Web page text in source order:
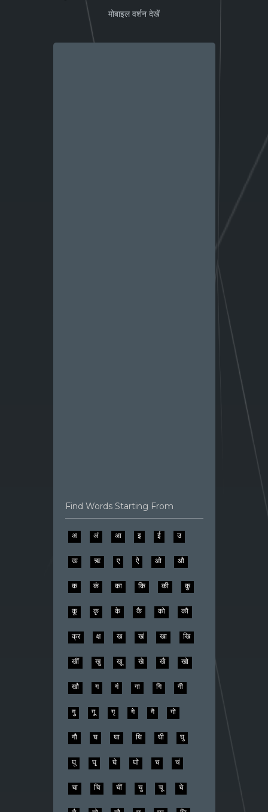
मोबाइल वर्शन देखें
Find Words Starting From
अ अं आ इ ई उ
ऊ ऋ ए ऐ ओ औ
क कं का कि की कु
कू कृ के कै को कौ
क्र क्ष ख खं खा खि
खीं खु खू खे खै खो
खौ ग गं गा गि गी
गु गू गृ गे गै गो
गौ घ घा घि घी घु
घू घृ घे घो च चं
चा चि चीं चु चू चे